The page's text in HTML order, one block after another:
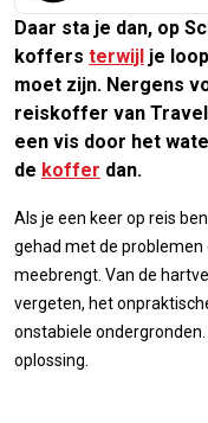
Daar sta je dan, op
koffers terwijl je
moet zijn. Nergens
reiskoffer van
een vis door het
de koffer dan.
Als je een keer op reis
gehad met de
meebrengt. Van de
vergeten, het
onstabiele
oplossing.